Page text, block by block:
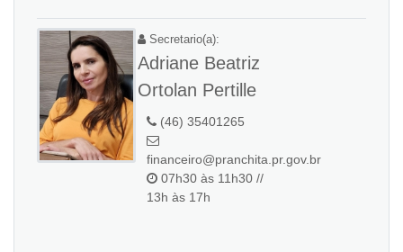
Secretario(a):
Adriane Beatriz
Ortolan Pertille
(46) 35401265
financeiro@pranchita.pr.gov.br
07h30 às 11h30 //
13h às 17h